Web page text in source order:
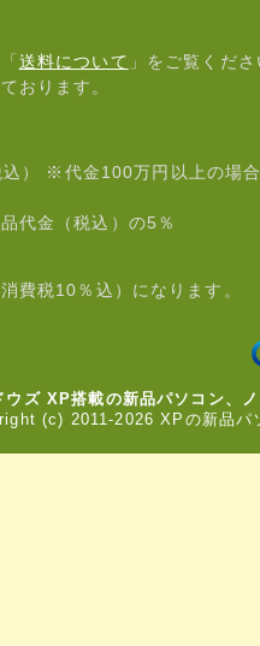
送料について 」をご覧くだ
おります。
） ※代金100万円以上の場
代金（税込）の5％
費税10％込）になります。
ウズ XP搭載の新品パソコン、
(c) 2011-2026 XPの新品